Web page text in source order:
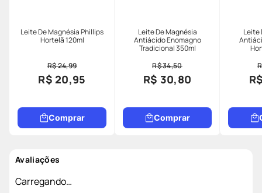
Leite De Magnésia Phillips
Hortelã 120ml
R$ 24,99
R$ 20,95
Comprar
Leite De Magnésia
Antiácido Enomagno
Tradicional 350ml
R$ 34,50
R$ 30,80
Comprar
Leite
Avaliações
Carregando…